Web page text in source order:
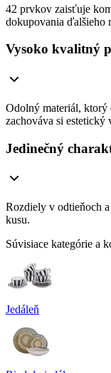
42 prvkov zaisťuje
dokupovania ďalšieho
Vysoko kvalitný
Odolný materiál, ktorý
zachováva si estetický
Jedinečný
Rozdiely v odtieňoch
kusu.
Súvisiace kategórie a
Jedáleň